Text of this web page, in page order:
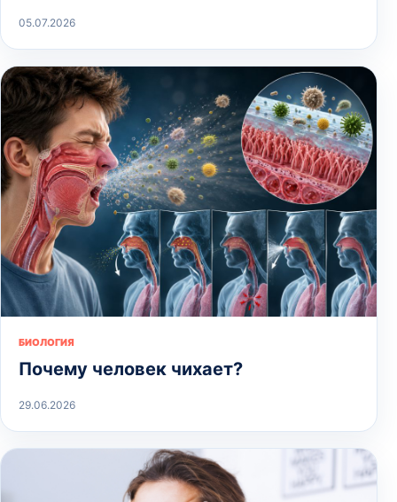
05.07.2026
БИОЛОГИЯ
Почему человек чихает?
29.06.2026